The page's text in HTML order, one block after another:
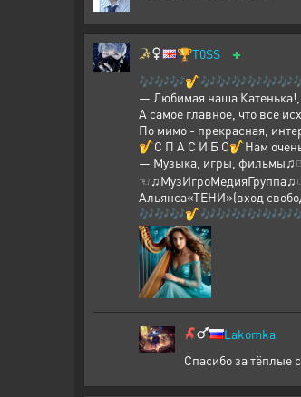
🏆T0SS +
— Любимая наша Катенька!,
А самое главное, что все
По мимо - прекрасная,
🎷С П А С И Б О🎷Нам очень
— Музыка, игры,
Альянса«ТЕНИ»(вход
Lakomka
Спасибо за тёплые